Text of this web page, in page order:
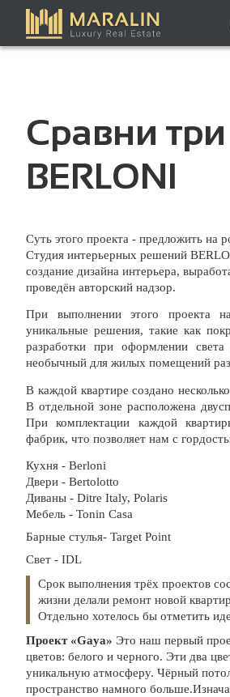
Сравни
BERLONI
Суть этого проекта - предложить на
Студия интерьерных решений
создание дизайна интерьера,
проведён авторский надзор.
При выполнении этого проекта
уникальные решения, такие как
разработки при оформлении
необычный для жилых помещений
В каждой квартире создано
В отдельной зоне расположена
При комплектации каждой
фабрик, что позволяет нам с
Кухня - Berloni
Двери - Bertolotto
Диваны - Ditre Italy, Polaris
Мебель - Tonin Casa
Барные стулья- Target Point
Свет - IDL
Срок выполнения трёх проектов
жизни делали ремонт новой
Отдельно хотелось бы отметить
Проект «Gaya» Это наш первый
цветов: белого и черного. Эти два
уникальную атмосферу. Чёрный
пространство намного